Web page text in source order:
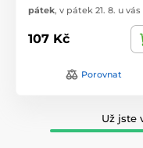
pátek, v pátek 21. 8. u vás
107 Kč
Porovnat
Už jste